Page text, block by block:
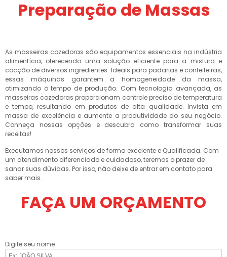
Preparação de Massas
As masseiras cozedoras são equipamentos essenciais na indústria
alimentícia, oferecendo uma solução eficiente para a mistura e
cocção de diversos ingredientes. Ideais para padarias e confeiteiras,
essas máquinas garantem a homogeneidade da massa,
otimizando o tempo de produção. Com tecnologia avançada, as
masseiras cozedoras proporcionam controle preciso de temperatura
e tempo, resultando em produtos de alta qualidade. Invista em
massa de excelência e aumente a produtividade do seu negócio.
Conheça nossas opções e descubra como transformar suas
receitas!
Executamos nossos serviços de forma excelente e Qualificada. Com
um atendimento diferenciado e cuidadoso, teremos o prazer de
sanar suas dúvidas. Por isso, não deixe de entrar em contato para
saber mais.
FAÇA UM ORÇAMENTO
Digite seu nome